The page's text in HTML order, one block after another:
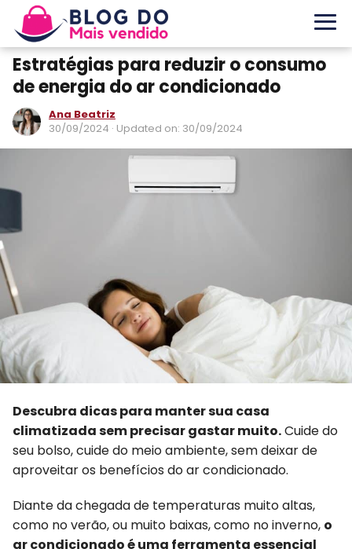
Estratégias para reduzir o consumo
de energia do ar condicionado
Ana Beatriz
30/09/2024 · Updated on: 30/09/2024
Descubra dicas para manter sua casa
climatizada sem precisar gastar muito.Cuide do
seu bolso, cuide do meio ambiente, sem deixar de
aproveitar os benefícios do ar condicionado.
Diante da chegada de temperaturas muito altas,
como no verão, ou muito baixas, como no inverno, o
ar condicionado é uma ferramenta essencial